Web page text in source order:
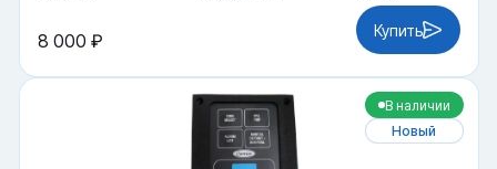
8 000 ₽ Купить
В наличии
Новый